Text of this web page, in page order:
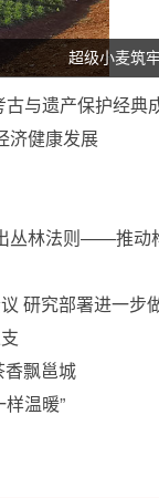
超级小麦筑
与遗产保护经典
济健康发展
林法则——推动
研究部署进一步
飘邕城
温暖”